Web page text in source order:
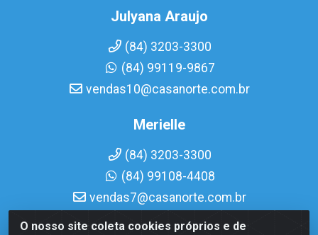
O nosso site coleta cookies próprios e de
Julyana Araujo
(84) 3203-3300
(84) 99119-9867
vendas10@casanorte.com.br
Merielle
(84) 3203-3300
(84) 99108-4408
vendas7@casanorte.com.br